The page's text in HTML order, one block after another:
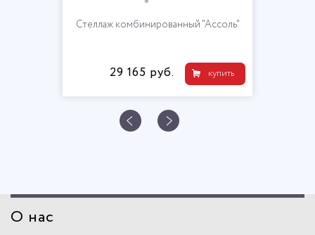
Стеллаж комбинированный "Ассоль"
купить
29 165 руб.
О нас